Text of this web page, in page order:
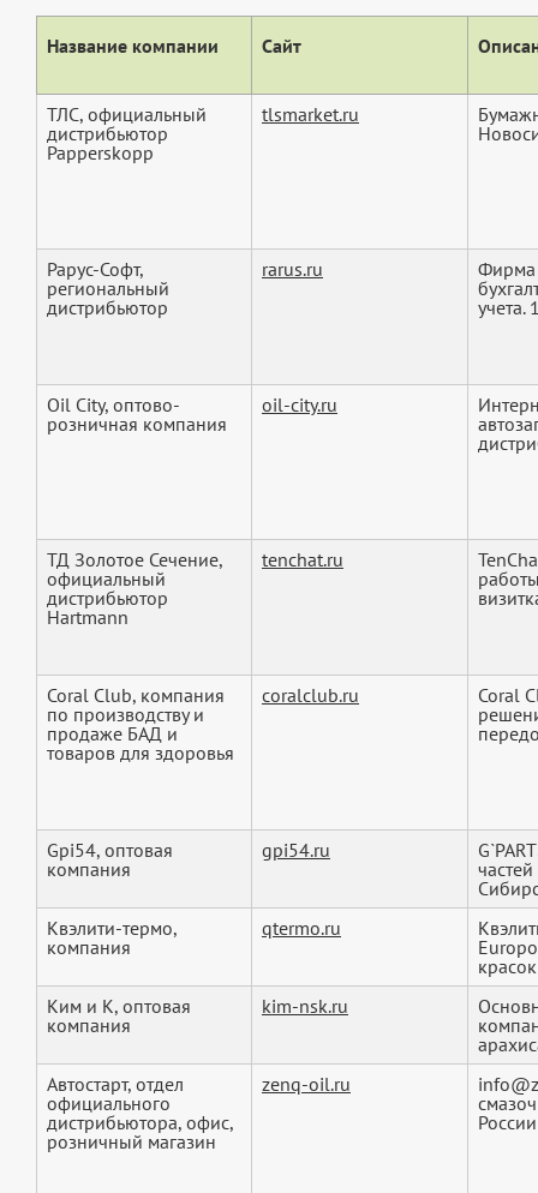
Название компании Сайт
ТЛС, официальный
дистрибьютор
Papperskopp
tlsmarket.ru
Рарус-Софт,
региональный
дистрибьютор
rarus.ru
Фирма
учета.
Oil City, оптово-
розничная компания
oil-city.ru
ТД Золотое Сечение,
официальный
дистрибьютор
Hartmann
tenchat.ru
Coral Club, компания
по производству и
продаже БАД и
товаров для здоровья
coralclub.ru
Coral
Gpi54, оптовая
компания
gpi54.ru
Квэлити-термо,
компания
qtermo.ru
Ким и К, оптовая
компания
kim-nsk.ru
Автостарт, отдел
официального
дистрибьютора, офис,
розничный магазин
zenq-oil.ru